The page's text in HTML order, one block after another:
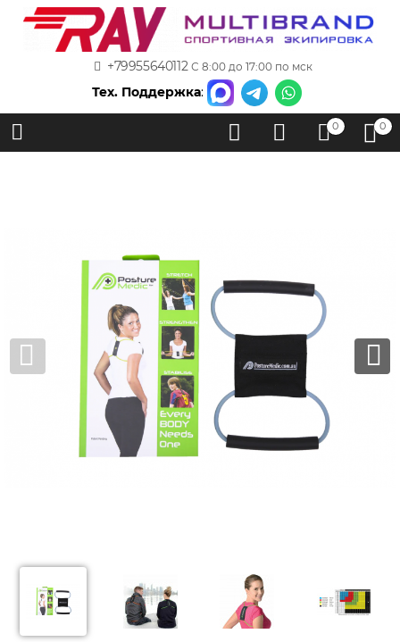
+79955640112 С 8:00 до 17:00 по мск
Тех. Поддержка:
0 0